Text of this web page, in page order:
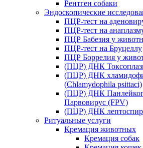
Рентген собаки
Эндоскопические
ПЦР-тест на
ПЦР-тест на
ПЦР Бабезия у
ПЦР-тест на Бруцеллу
ПЦР Боррелия у
(ПЦР) ДНК
(ПЦР) ДНК
(Chlamydophila psittaci)
(ПЦР) ДНК
Парвовирус (FPV)
(ПЦР) ДНК
Ритуальные услуги
Кремация животных
Кремация собак